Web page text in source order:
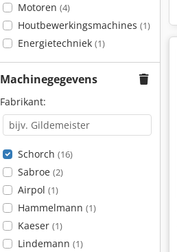
Motoren (4)
Houtbewerkingsmachines (1)
Energietechniek (1)
Machinegegevens
Fabrikant:
Schorch (16)
Sabroe (2)
Airpol (1)
Hammelmann (1)
Kaeser (1)
Lindemann (1)